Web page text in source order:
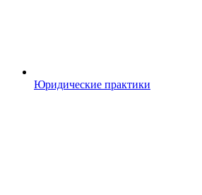
Юридические практики